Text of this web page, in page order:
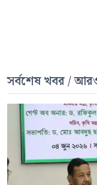
সর্বশেষ খবর /